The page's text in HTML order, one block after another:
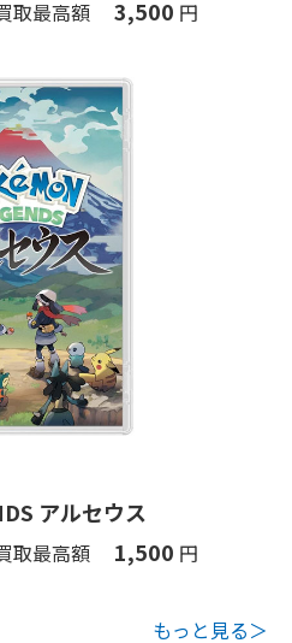
取最高額 3,500 円
アルセウス
取最高額 1,500 円
もっと見る＞